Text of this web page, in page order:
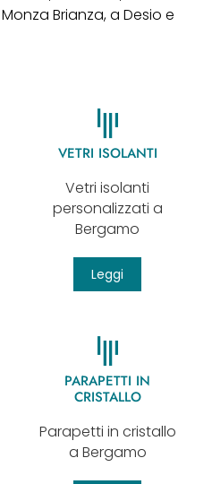
Brianza, a Desio e
VETRI ISOLANTI
Vetri isolanti
personalizzati a
Bergamo
Leggi
PARAPETTI IN
CRISTALLO
Parapetti in cristallo
a Bergamo